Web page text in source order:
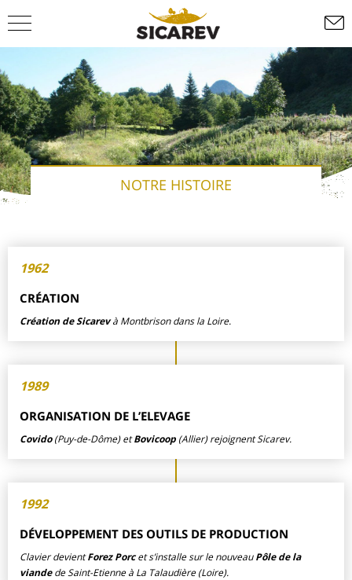
NOTRE HISTOIRE
1962
CRÉATION
Création de Sicarevà Montbrison dans la Loire.
1989
ORGANISATION DE L’ELEVAGE
Covido(Puy-de-Dôme) etBovicoop (Allier) rejoignent Sicarev.
1992
DÉVELOPPEMENT DES OUTILS DE PRODUCTION
Clavier devientForez Porcet s’installe sur le nouveauPôle de la
viandede Saint-Etienne à La Talaudière (Loire).